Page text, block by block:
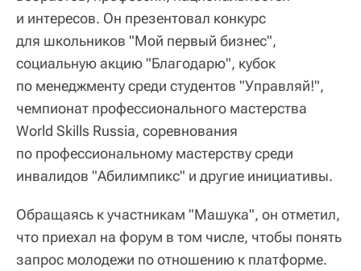
и интересов. Он презентовал конкурс
для школьников "Мой первый бизнес",
социальную акцию "Благодарю", кубок
по менеджменту среди студентов "Управляй!",
чемпионат профессионального мастерства
World Skills Russia, соревнования
по профессиональному мастерству среди
инвалидов "Абилимпикс" и другие инициативы.
Обращаясь к участникам "Машука", он отметил,
что приехал на форум в том числе, чтобы понять
запрос молодежи по отношению к платформе.